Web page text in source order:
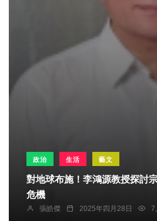
政治 生活 藝文
對地球布施！李鴻源教授探討
危機
張皓傑 2025年四月28日